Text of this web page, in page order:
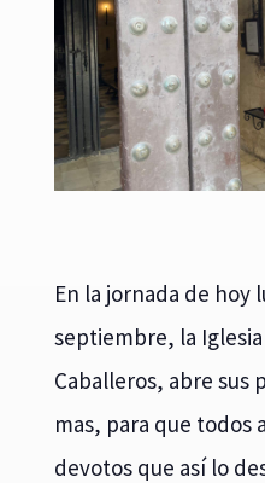
En la jornada de hoy
septiembre, la
Caballeros, abre sus
mas, para que todos
devotos que así lo